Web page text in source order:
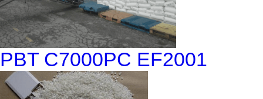
PBT C7000PC EF2001